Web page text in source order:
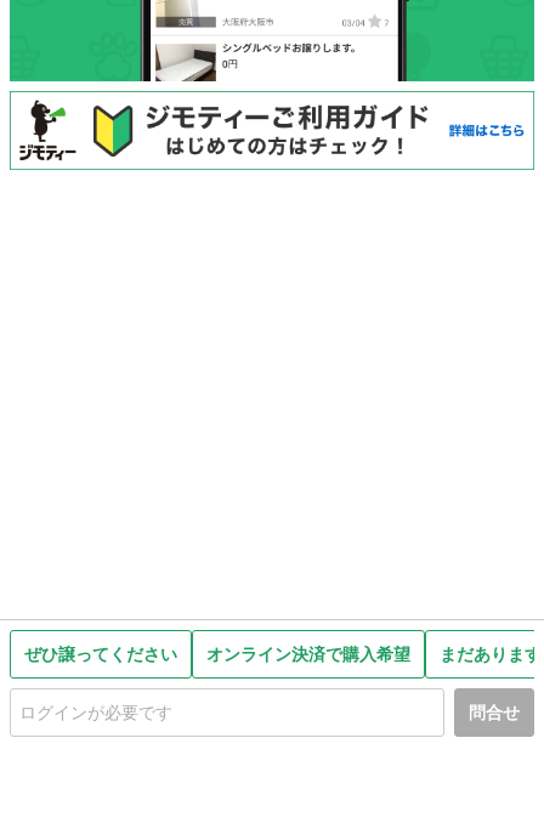
ぜひ譲ってください オンライン決済で購入希望 まだありま
問合せ